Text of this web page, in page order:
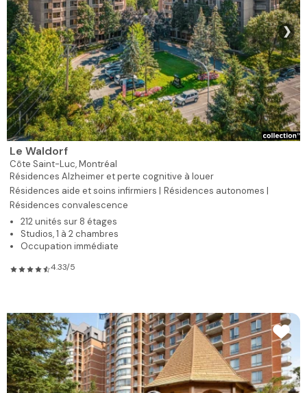
❯
Le Waldorf
Côte Saint-Luc,Montréal
Résidences Alzheimer et perte cognitive à louer
Résidences aide et soins infirmiers | Résidences autonomes |
Résidences convalescence
212 unités sur 8 étages
Studios, 1 à 2 chambres
Occupation immédiate
4.33/5